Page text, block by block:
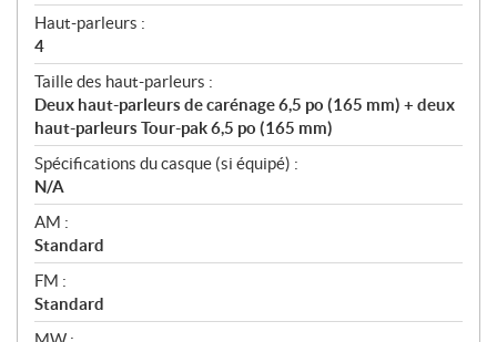
Haut-parleurs :
4
Taille des haut-parleurs :
Deux haut-parleurs de carénage 6,5 po (165 mm) + deux
haut-parleurs Tour-pak 6,5 po (165 mm)
Spécifications du casque (si équipé) :
N/A
AM :
Standard
FM :
Standard